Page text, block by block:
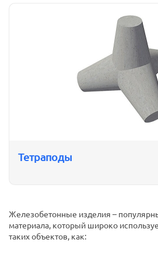
Тетраподы
Железобетонные изделия –
материала, который широко
таких объектов, как: